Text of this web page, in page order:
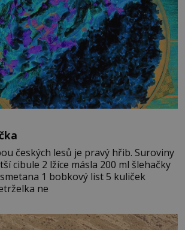
lesů je pravý hřib. Suroviny
cibule 2 lžíce másla 200 ml šlehačky
1 bobkový list 5 kuliček
ne